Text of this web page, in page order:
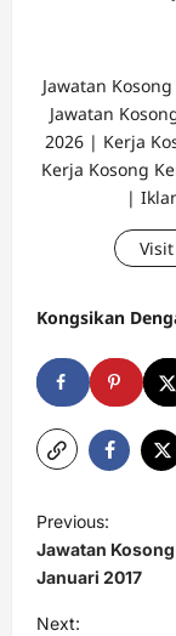
Jawatan
Jawatan
2026 | Kerja
Kerja Kosong
|
Kongsikan
P
o
s
t
Previous:
Jawatan
Januari 2017
Next: